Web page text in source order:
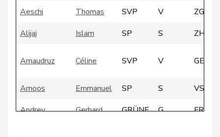
Aeschi
Thomas SVP V
ZG
Alijaj
Islam SP S ZH
Amaudruz Céline SVP V GE
Amoos Emmanuel SP S
VS
Andrey
Gerhard GRÜNE G
FR